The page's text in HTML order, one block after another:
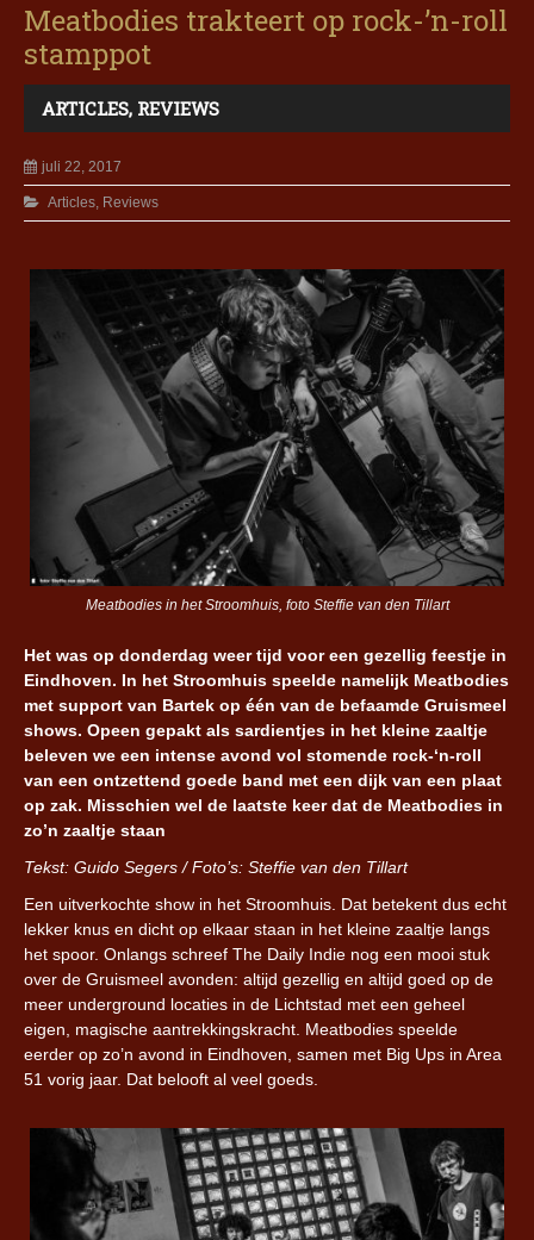
Meatbodies trakteert op rock-’n-roll
stamppot
ARTICLES, REVIEWS
juli 22, 2017
Articles, Reviews
Meatbodies in het Stroomhuis, foto Steffie van den Tillart
Het was op donderdag weer tijd voor een gezellig feestje in
Eindhoven. In het Stroomhuis speelde namelijk Meatbodies
met support van Bartek op één van de befaamde Gruismeel
shows. Opeen gepakt als sardientjes in het kleine zaaltje
beleven we een intense avond vol stomende rock-‘n-roll
van een ontzettend goede band met een dijk van een plaat
op zak. Misschien wel de laatste keer dat de Meatbodies in
zo’n zaaltje staan
Tekst: Guido Segers / Foto’s: Steffie van den Tillart
Een uitverkochte show in het Stroomhuis. Dat betekent dus echt
lekker knus en dicht op elkaar staan in het kleine zaaltje langs
het spoor. Onlangs schreef The Daily Indie nog een mooi stuk
over de Gruismeel avonden: altijd gezellig en altijd goed op de
meer underground locaties in de Lichtstad met een geheel
eigen, magische aantrekkingskracht. Meatbodies speelde
eerder op zo’n avond in Eindhoven, samen met Big Ups in Area
51 vorig jaar. Dat belooft al veel goeds.